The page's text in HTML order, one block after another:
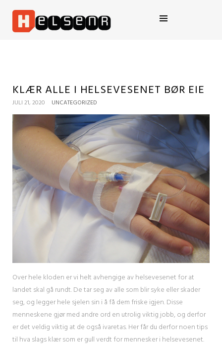
HELSENR.NO
KLÆR ALLE I HELSEVESENET BØR EIE
JULI 21, 2020 UNCATEGORIZED
Over hele kloden er vi helt avhengige av helsevesenet for at
landet skal gå rundt. De tar seg av alle som blir syke eller skader
seg, og legger hele sjelen sin i å få dem friske igjen. Disse
menneskene gjør med andre ord en utrolig viktig jobb, og derfor
er det veldig viktig at de også ivaretas. Her får du derfor noen tips
til hva slags klær som er gull verdt for mennesker i helsevesenet.